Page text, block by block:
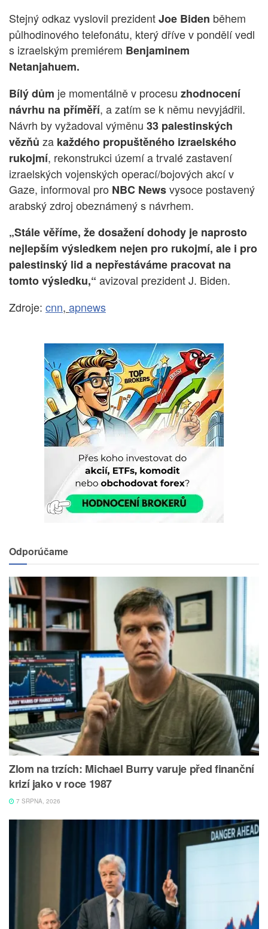
Stejný odkaz vyslovil prezidentJoe Biden během
půlhodinového telefonátu, který dříve v pondělí vedl
s izraelským premiérem Benjaminem
Netanjahuem.
Bílý dům je momentálně v procesu zhodnocení
návrhu na příměří, a zatím se k němu nevyjádřil.
Návrh by vyžadoval výměnu 33 palestinských
vězňů za každého propuštěného izraelského
rukojmí, rekonstrukci území a trvalé zastavení
izraelských vojenských operací/bojových akcí v
Gaze, informoval pro NBC Newsvysoce postavený
arabský zdroj obeznámený s návrhem.
„Stále věříme, že dosažení dohody je naprosto
nejlepším výsledkem nejen pro rukojmí, ale i pro
palestinský lid a nepřestáváme pracovat na
tomto výsledku,“ avizoval prezident J. Biden.
Zdroje: cnn, apnews
Odporúčame
Zlom na trzích: Michael Burry varuje před finanční
krizí jako v roce 1987
7 SRPNA, 2026